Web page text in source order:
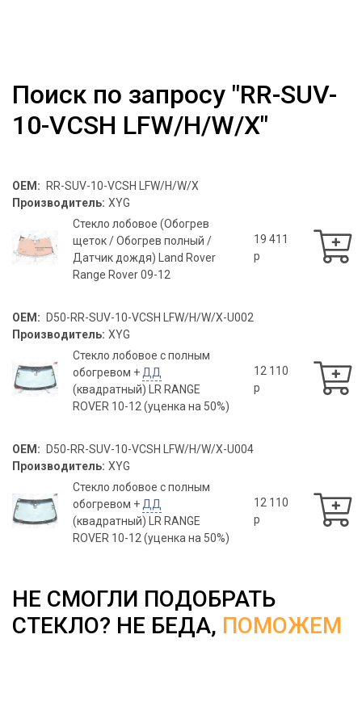
Поиск по запросу "RR-SUV-
10-VCSH LFW/H/W/X"
OEM:
RR-SUV-10-VCSH LFW/H/W/X
Производитель: XYG
Стекло лобовое (Обогрев
щеток / Обогрев полный /
Датчик дождя) Land Rover
Range Rover 09-12
19 411
p
OEM:
D50-RR-SUV-10-VCSH LFW/H/W/X-U002
Производитель: XYG
Стекло лобовое с полным
обогревом + ДД
(квадратный) LR RANGE
ROVER 10-12 (уценка на 50%)
12 110
p
OEM:
D50-RR-SUV-10-VCSH LFW/H/W/X-U004
Производитель: XYG
Стекло лобовое с полным
обогревом + ДД
(квадратный) LR RANGE
ROVER 10-12 (уценка на 50%)
12 110
p
НЕ СМОГЛИ ПОДОБРАТЬ
СТЕКЛО? НЕ БЕДА, ПОМОЖЕМ